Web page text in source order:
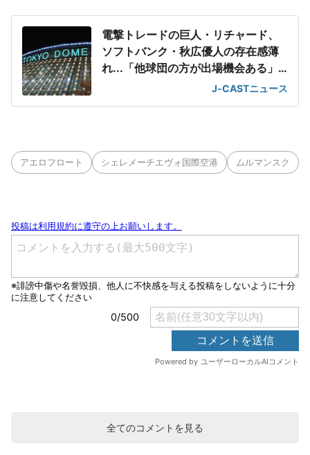
電撃トレードの巨人・リチャード、
ソフトバンク・秋広優人の存在感薄
れ...「他球団の方が出場機会ある」
J-CASTニュース
アエロフロート シェレメーチエヴォ国際空港 ムルマンスク
全てのコメントを見る